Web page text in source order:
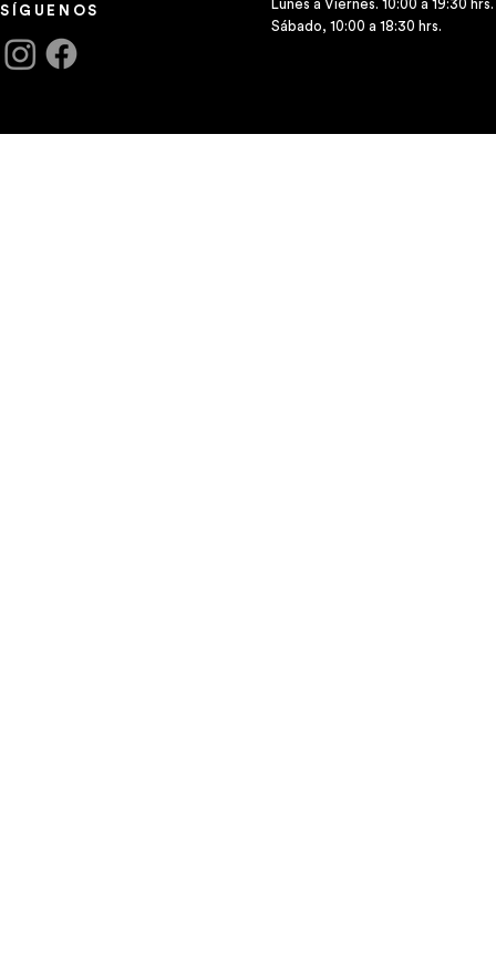
SÍGUENOS
Lunes a Viernes. 10:00 a 19:30 hrs.
Sábado, 10:00 a 18:30 hrs.